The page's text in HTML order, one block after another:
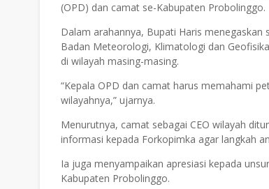
(OPD) dan camat se-Kabupaten Probolinggo.
Dalam arahannya, Bupati Haris
Badan Meteorologi, Klimatologi dan
di wilayah masing-masing.
“Kepala OPD dan camat harus memahami
wilayahnya,” ujarnya.
Menurutnya, camat sebagai CEO wilayah
informasi kepada Forkopimka agar langkah
Ia juga menyampaikan apresiasi kepada
Kabupaten Probolinggo.